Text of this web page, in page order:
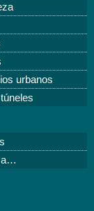
urbanos
a…